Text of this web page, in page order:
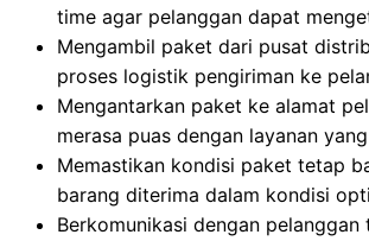
time agar pelanggan dapat
Mengambil paket dari pusat
proses logistik pengiriman ke
Mengantarkan paket ke alamat
merasa puas dengan layanan
Memastikan kondisi paket tetap
barang diterima dalam kondisi
Berkomunikasi dengan